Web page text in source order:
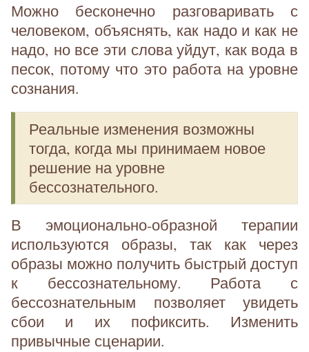
Можно бесконечно разговаривать с
человеком, объяснять, как надо и как не
надо, но все эти слова уйдут, как вода в
песок, потому что это работа на уровне
сознания.
Реальные изменения возможны
тогда, когда мы принимаем новое
решение на уровне
бессознательного.
В эмоционально-образной терапии
используются образы, так как через
образы можно получить быстрый доступ
к бессознательному. Работа с
бессознательным позволяет увидеть
сбои и их пофиксить. Изменить
привычные сценарии.